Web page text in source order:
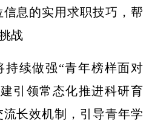
息的实用求职技巧，帮
战
持续做强“青年榜样面对
引领常态化推进科研育
长效机制，引导青年学